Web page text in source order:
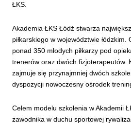
ŁKS.
Akademia ŁKS Łódź stwarza
piłkarskiego w województwie
ponad 350 młodych piłkarzy pod
trenerów oraz dwóch fizjoterapeutów.
zajmuje się przynajmniej dwóch
dyspozycji nowoczesny ośrodek
Celem modelu szkolenia w Akademii
zawodnika w duchu sportowej